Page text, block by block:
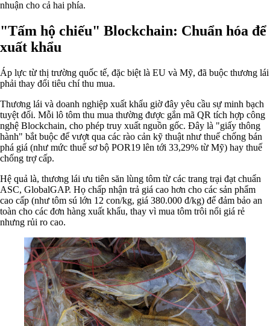
nhuận cho cả hai phía.
"Tấm hộ chiếu" Blockchain: Chuẩn hóa để
xuất khẩu
Áp lực từ thị trường quốc tế, đặc biệt là EU và Mỹ, đã buộc thương lái
phải thay đổi tiêu chí thu mua.
Thương lái và doanh nghiệp xuất khẩu giờ đây yêu cầu sự minh bạch
tuyệt đối. Mỗi lô tôm thu mua thường được gắn mã QR tích hợp công
nghệ Blockchain, cho phép truy xuất nguồn gốc. Đây là "giấy thông
hành" bắt buộc để vượt qua các rào cản kỹ thuật như thuế chống bán
phá giá (như mức thuế sơ bộ POR19 lên tới 33,29% từ Mỹ) hay thuế
chống trợ cấp.
Hệ quả là, thương lái ưu tiên săn lùng tôm từ các trang trại đạt chuẩn
ASC, GlobalGAP. Họ chấp nhận trả giá cao hơn cho các sản phẩm
cao cấp (như tôm sú lớn 12 con/kg, giá 380.000 đ/kg) để đảm bảo an
toàn cho các đơn hàng xuất khẩu, thay vì mua tôm trôi nổi giá rẻ
nhưng rủi ro cao.